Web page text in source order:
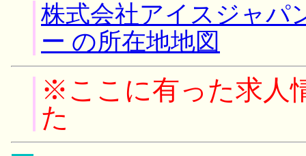
株式会社アイスジャ
ー の所在地地図
※ここに有った求人
た